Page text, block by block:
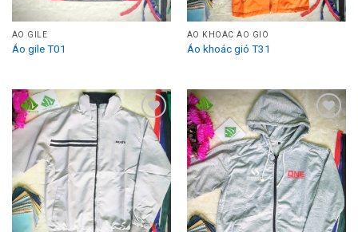
ÁO GILE
Áo gile T01
ÁO KHOÁC ÁO GIÓ
Áo khoác gió T31
Add to
Wishlist
Add to
Wishlist